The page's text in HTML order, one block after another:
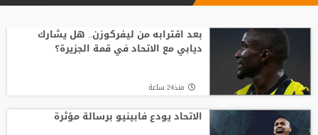
بعد اقترابه من ليفركوزن.. هل يشارك
ديابي مع الاتحاد في قمة الجزيرة؟
منذ24 ساعة
الاتحاد يودع فابينيو برسالة مؤثرة